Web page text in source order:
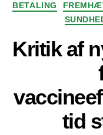
BETALING
Kritik af
tid